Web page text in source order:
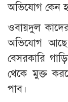
অভিযোগ কেন
ওবায়দুল
অভিযোগ
বেসরকারি
থেকে মুক্ত
পাব।